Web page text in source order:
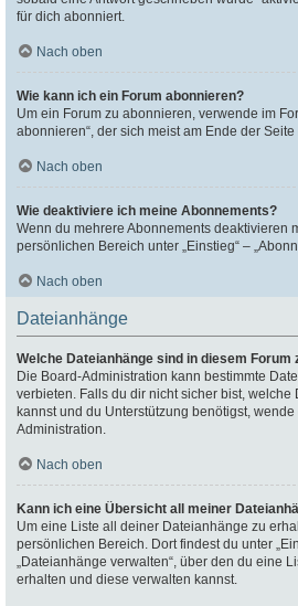
für dich abonniert.
Nach oben
Wie kann ich ein Forum abonnieren?
Um ein Forum zu abonnieren, verwende im
abonnieren“, der sich meist am Ende der
Nach oben
Wie deaktiviere ich meine Abonnements?
Wenn du mehrere Abonnements deaktivieren
persönlichen Bereich unter „Einstieg“ –
Nach oben
Dateianhänge
Welche Dateianhänge sind in diesem Forum
Die Board-Administration kann bestimmte
verbieten. Falls du dir nicht sicher bist, welche
kannst und du Unterstützung benötigst,
Administration.
Nach oben
Kann ich eine Übersicht all meiner
Um eine Liste all deiner Dateianhänge zu
persönlichen Bereich. Dort findest du unter
„Dateianhänge verwalten“, über den du eine
erhalten und diese verwalten kannst.